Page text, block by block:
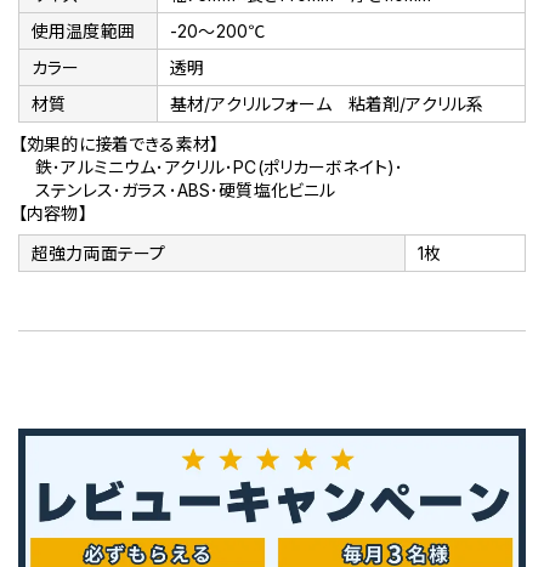
使用温度範囲
-20～200℃
カラー
透明
材質
基材/アクリルフォーム 粘着剤/アクリル系
【効果的に接着できる素材】
鉄･アルミニウム･アクリル･PC(ポリカーボネイト)･
ステンレス･ガラス･ABS･硬質塩化ビニル
【内容物】
超強力両面テープ
1枚